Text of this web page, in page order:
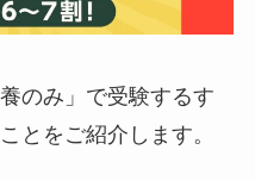
のみ」で受験するす
とをご紹介します。